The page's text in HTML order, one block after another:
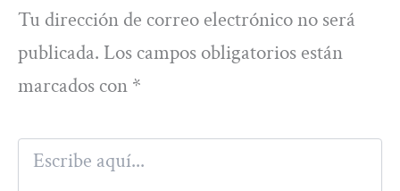
Tu dirección de correo electrónico no será
publicada. Los campos obligatorios están
marcados con *
Escribe
aquí...